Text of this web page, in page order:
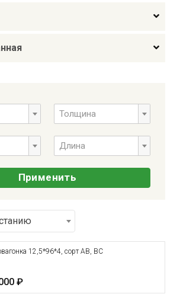
Толщина
Длина
12,5*96*4, сорт АВ, ВС
₽